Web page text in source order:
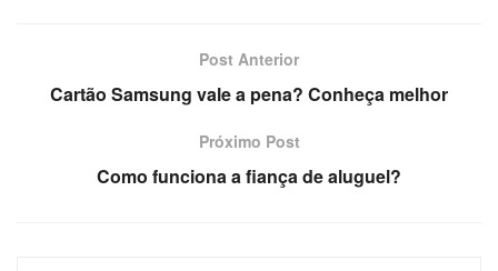
Post Anterior
Cartão Samsung vale a pena? Conheça melhor
Próximo Post
Como funciona a fiança de aluguel?